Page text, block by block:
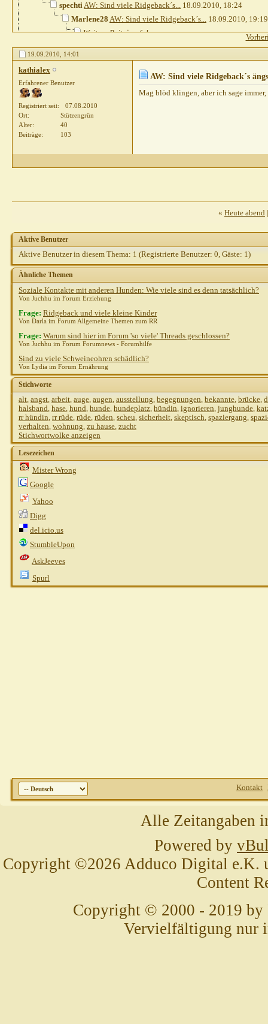
spechtiAW: Sind viele Ridgeback´s... 18.09.2010, 18:24
Marlene28 AW: Sind viele Ridgeback´s... 18.09.2010, 19:19
Weitere Beiträge folgen...
Weitere Beiträge folgen...
ChappyxxsAW: Sind viele Ridgeback´s...18.09.2010,19:28
FeliAW: Sind viele Ridgeback´s...18.09.2010,21:37
Gast AW: Sind viele Ridgeback´s...18.09.2010,22:20
Akila
AW: Sind viele Ridgeback´s...
dissensAW: Sind viele Ridgeback´s...
ElaundAki
GastAW: Sind viele Ridgeback´s...19.09.2010,10:02
harmony1AW: Sind viele Ridgeback´s...19.09.2010,
19.09.2010,16:05
Silke+BoAW: Sind viele Ridgeback´s...19.09.2010,17:24
SnuznAW: Sind viele Ridgeback´s...19.09.2010,18:44
19.09.2010, 14:01
kathialex
Erfahrener Benutzer
Registriert seit
07.08.2010
Ort
Stützengrün
Alter
40
Beiträge
103
AW: Sind viele Ridgeback´s
Mag blöd klingen, aber ich sage
« Heute abend
Aktive Benutzer
Aktive Benutzer in diesem Thema: 1 (Registrierte Benutzer: 0, Gäste: 1)
Ähnliche Themen
Soziale Kontakte mit anderen Hunden: Wie viele sind es denn tatsächlich?
Von Juchhu im Forum Erziehung
Frage: Ridgeback und viele kleine Kinder
Von Darla im Forum Allgemeine Themen zum RR
Frage: Warum sind hier im Forum 'so viele' Threads geschlossen?
Von Juchhu im Forum Forumnews - Forumhilfe
Sind zu viele Schweineohren schädlich?
Von Lydia im Forum Ernährung
Stichworte
alt, angst, arbeit, auge, augen, ausstellung, begegnungen, bekannte, brücke,
halsband, hase, hund, hunde, hundeplatz, hündin, ignorieren, junghunde,
rr hündin, rr rüde, rüde, rüden, scheu, sicherheit, skeptisch, spaziergang,
verhalten, wohnung, zu hause, zucht
Stichwortwolke anzeigen
Lesezeichen
Mister Wrong
Google
Yahoo
Digg
del.icio.us
StumbleUpon
AskJeeves
Spurl
Kontakt
Alle Zeitangaben
Powered by
Copyright ©2026 Adduco Digital e.K.
Content
Copyright © 2000 - 2019 by
Vervielfältigung nur